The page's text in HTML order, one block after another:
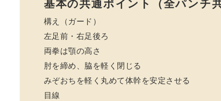
基本の共通ポイント（全パンチ
構え（ガード）
左足前・右足後ろ
両拳は顎の高さ
肘を締め、脇を軽く閉じる
みぞおちを軽く丸めて体幹を安定させる
目線